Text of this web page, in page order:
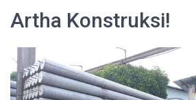
Artha Konstruksi!